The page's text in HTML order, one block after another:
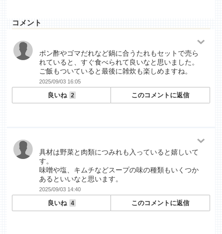
コメント
ポン酢やゴマだれなど鍋に合うたれもセットで売ら
れていると、すぐ食べられて良いなと思いました。
ご飯もついていると最後に雑炊も楽しめますね。
2025/09/03 16:05
良いね 2 このコメントに返信
具材は野菜と肉類につみれも入っていると嬉しいて
す。
味噌や塩、キムチなどスープの味の種類もいくつか
あるといいなと思います。
2025/09/03 14:40
良いね 4 このコメントに返信